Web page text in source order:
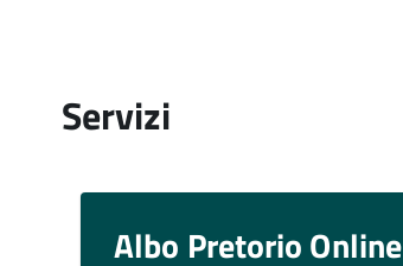
Servizi
Albo Pretorio Online